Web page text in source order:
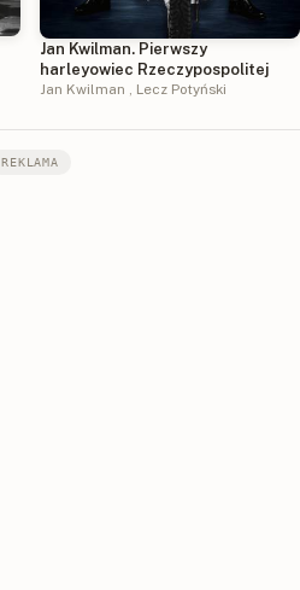
Jan Kwilman. Pierwszy
harleyowiec Rzeczypospolitej
Jan Kwilman , Lecz Potyński
REKLAMA